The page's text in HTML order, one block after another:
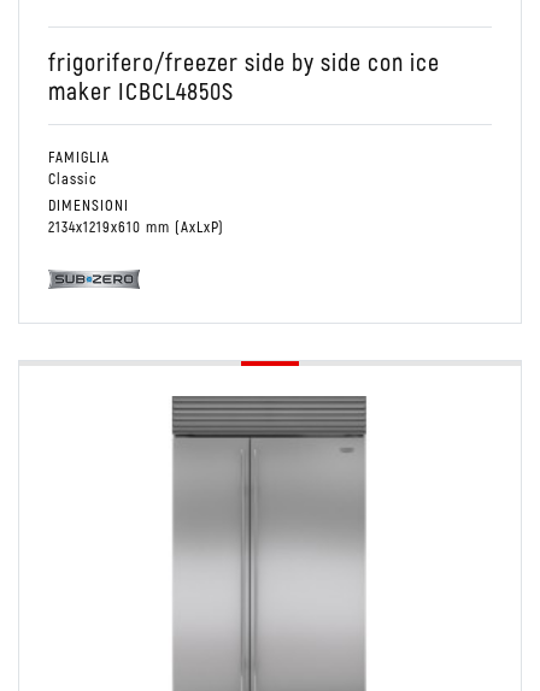
frigorifero/freezer side by side con ice
maker ICBCL4850S
FAMIGLIA
Classic
DIMENSIONI
2134x1219x610 mm (AxLxP)
Side by side